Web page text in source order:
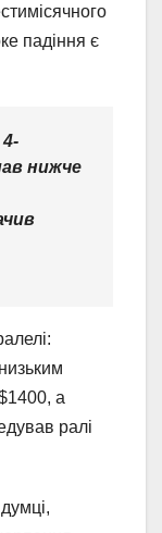
падіння є
нижче
а
ралі